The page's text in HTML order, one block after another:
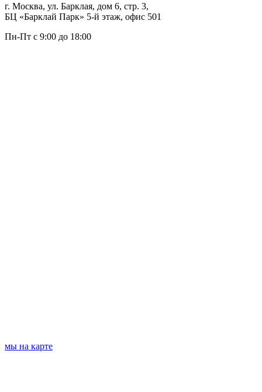
г. Москва, ул. Барклая, дом 6, стр. 3,
БЦ «Барклай Парк» 5-й этаж, офис 501
Пн-Пт с 9:00 до 18:00
мы на карте